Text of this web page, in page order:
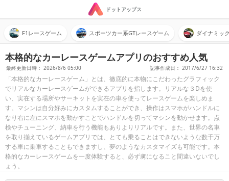
ドットアップス
F1レースゲーム スポーツカー系GTレースゲーム ダイナミッ
本格的なカーレースゲームアプリのおすすめ人気
最終更新日時： 2026/8/6 05:00 記事作成日： 2017/6/27 16:32
「本格的なカーレースゲーム」とは、徹底的に本物にこだわったグラフィック
でリアルなカーレースゲームができるアプリを指します。リアルな３Dを使
い、実在する場所やサーキットを実在の車を使ってレースゲームを楽しめま
す。マシンは自分好みにカスタムすることができ、操作はスマホがハンドルに
なり右に左にスマホを動かすことでハンドルを切ってマシンを動かせます。点
検やチューニング、納車を行う機能もありよりリアルです。また、世界の名車
を取り揃えているゲームアプリでは、とても乗ることはできないような数千万
する車に乗車することもできますし、夢のようなカスタマイズも可能です。本
格的なカーレースゲームを一度体験すると、必ず虜になること間違いないでし
ょう。